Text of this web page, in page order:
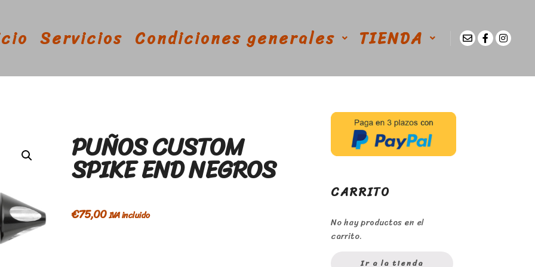
Servicios Condiciones generales TIENDA
PUÑOS CUSTOM
SPIKE END NEGROS
€75,00IVA incluido
CARRITO
No hay productos en el
carrito.
Ir a la tienda